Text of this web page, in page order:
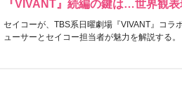
『VIVANT』続編の鍵は…世界観
セイコーが、TBS系日曜劇場『VIVANT』コラ
ューサーとセイコー担当者が魅力を解説する。